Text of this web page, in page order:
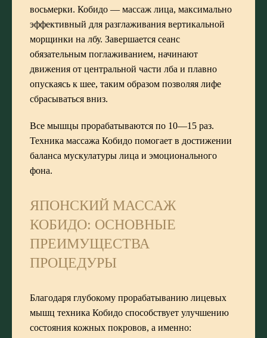
восьмерки. Кобидо — массаж лица, максимально
эффективный для разглаживания вертикальной
морщинки на лбу. Завершается сеанс
обязательным поглаживанием, начинают
движения от центральной части лба и плавно
опускаясь к шее, таким образом позволяя лифе
сбрасываться вниз.
Все мышцы прорабатываются по 10—15 раз.
Техника массажа Кобидо помогает в достижении
баланса мускулатуры лица и эмоционального
фона.
ЯПОНСКИЙ МАССАЖ
КОБИДО: ОСНОВНЫЕ
ПРЕИМУЩЕСТВА
ПРОЦЕДУРЫ
Благодаря глубокому прорабатыванию лицевых
мышц техника Кобидо способствует улучшению
состояния кожных покровов, а именно: